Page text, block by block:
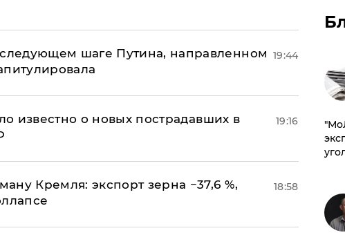
шаге Путина, направленном 19:44
известно о новых пострадавших в
19:16
Кремля: экспорт зерна −37,6 %,
18:58